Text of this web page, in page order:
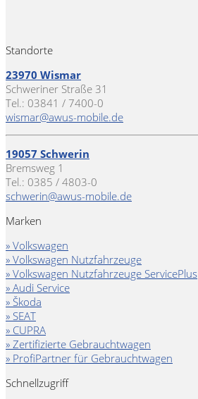
Standorte
23970 Wismar
Schweriner Straße 31
Tel.: 03841 / 7400-0
wismar@awus-mobile.de
19057 Schwerin
Bremsweg 1
Tel.: 0385 / 4803-0
schwerin@awus-mobile.de
Marken
» Volkswagen
» Volkswagen Nutzfahrzeuge
» Volkswagen Nutzfahrzeuge ServicePlus
» Audi Service
» Škoda
» SEAT
» CUPRA
» Zertifizierte Gebrauchtwagen
» ProfiPartner für Gebrauchtwagen
Schnellzugriff